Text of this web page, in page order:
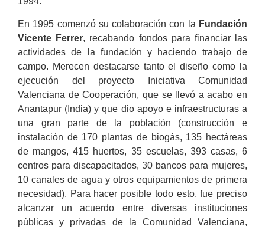
En 1995 comenzó su colaboración con la Fundación
Vicente Ferrer, recabando fondos para financiar las
actividades de la fundación y haciendo trabajo de
campo. Merecen destacarse tanto el diseño como la
ejecución del proyecto Iniciativa Comunidad
Valenciana de Cooperación, que se llevó a acabo en
Anantapur (India) y que dio apoyo e infraestructuras a
una gran parte de la población (construcción e
instalación de 170 plantas de biogás, 135 hectáreas
de mangos, 415 huertos, 35 escuelas, 393 casas, 6
centros para discapacitados, 30 bancos para mujeres,
10 canales de agua y otros equipamientos de primera
necesidad). Para hacer posible todo esto, fue preciso
alcanzar un acuerdo entre diversas instituciones
públicas y privadas de la Comunidad Valenciana,